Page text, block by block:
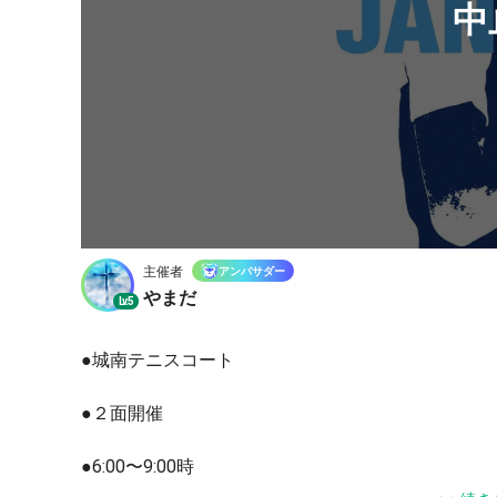
Lv.5
主催者 アンバサダー
やまだ
●城南テニスコート
●２面開催
●6:00〜9:00時